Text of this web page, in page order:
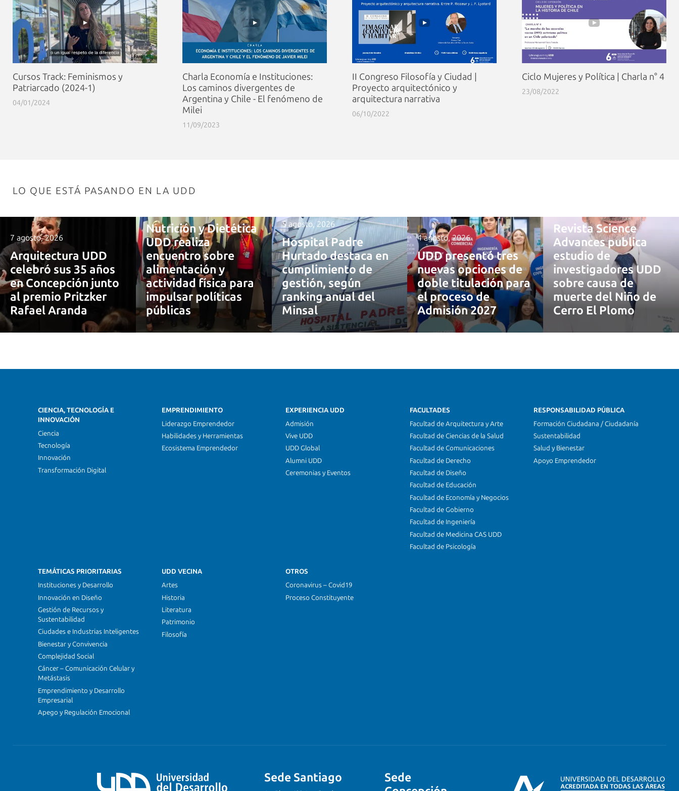
Cursos Track: Feminismos y
Patriarcado (2024-1)
04/01/2024
Charla Economía e Instituciones:
Los caminos divergentes de
Argentina y Chile - El fenómeno de
Milei
11/09/2023
II Congreso Filosofía y Ciudad |
Proyecto arquitectónico y
arquitectura narrativa
06/10/2022
Ciclo Mujeres y Política | Charla n° 4
23/08/2022
LO QUE ESTÁ PASANDO EN LA UDD
7 agosto, 2026
Arquitectura UDD
celebró sus 35 años
en Concepción junto
al premio Pritzker
Rafael Aranda
Nutrición y Dietética
UDD realiza
encuentro sobre
alimentación y
actividad física para
impulsar políticas
públicas
5 agosto, 2026
Hospital Padre
Hurtado destaca en
cumplimiento de
gestión, según
ranking anual del
Minsal
4 agosto, 2026
UDD presentó tres
nuevas opciones de
doble titulación para
el proceso de
Admisión 2027
Revista Science
Advances publica
estudio de
investigadores UDD
sobre causa de
muerte del Niño de
Cerro El Plomo
CIENCIA, TECNOLOGÍA E
INNOVACIÓN
Ciencia
Tecnología
Innovación
Transformación Digital
EMPRENDIMIENTO
Liderazgo Emprendedor
Habilidades y Herramientas
Ecosistema Emprendedor
EXPERIENCIA UDD
Admisión
Vive UDD
UDD Global
Alumni UDD
Ceremonias y Eventos
FACULTADES
Facultad de Arquitectura y Arte
Facultad de Ciencias de la Salud
Facultad de Comunicaciones
Facultad de Derecho
Facultad de Diseño
Facultad de Educación
Facultad de Economía y Negocios
Facultad de Gobierno
Facultad de Ingeniería
Facultad de Medicina CAS UDD
Facultad de Psicología
RESPONSABILIDAD PÚBLICA
Formación Ciudadana / Ciudadanía
Sustentabilidad
Salud y Bienestar
Apoyo Emprendedor
TEMÁTICAS PRIORITARIAS
Instituciones y Desarrollo
Innovación en Diseño
Gestión de Recursos y
Sustentabilidad
Ciudades e Industrias Inteligentes
Bienestar y Convivencia
Complejidad Social
Cáncer – Comunicación Celular y
Metástasis
Emprendimiento y Desarrollo
Empresarial
Apego y Regulación Emocional
UDD VECINA
Artes
Historia
Literatura
Patrimonio
Filosofía
OTROS
Coronavirus – Covid19
Proceso Constituyente
Sede Santiago
Sede